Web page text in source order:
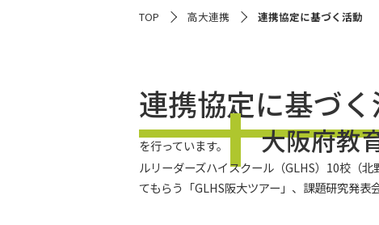
TOP 高大連携 連携協定に基づく活動
連携協定に基づ
を行っています。 大阪府教
ルリーダーズハイスクール（GLHS）10校（
てもらう「GLHS阪大ツアー」、課題研究発表